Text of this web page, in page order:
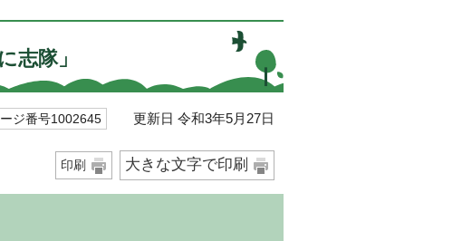
志隊」
ジ番号1002645 更新日 令和3年5月27日
印刷 大きな文字で印刷